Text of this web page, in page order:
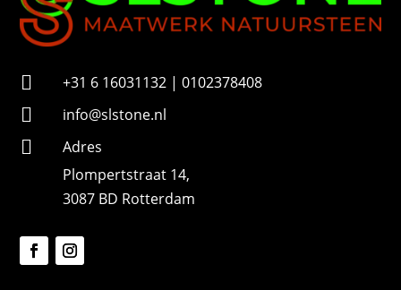
 +31 6 16031132 | 0102378408
 info@slstone.nl

Adres
Plompertstraat 14,
3087 BD Rotterdam